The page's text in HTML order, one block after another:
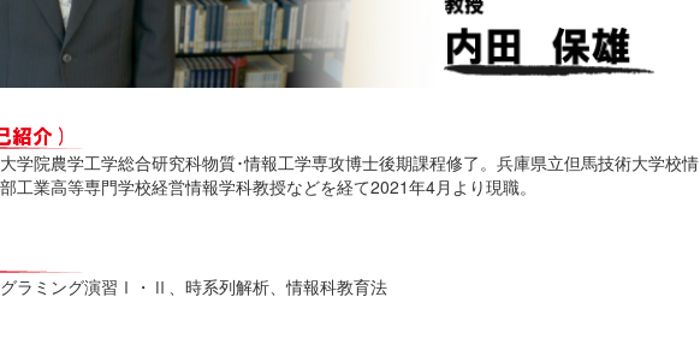
学院農学工学総合研究科物質･情報工学専攻博士後期課程修了。兵庫県立但馬技術大学校情
工業高等専門学校経営情報学科教授などを経て2021年4月より現職。
ラミング演習Ⅰ・Ⅱ、時系列解析、情報科教育法